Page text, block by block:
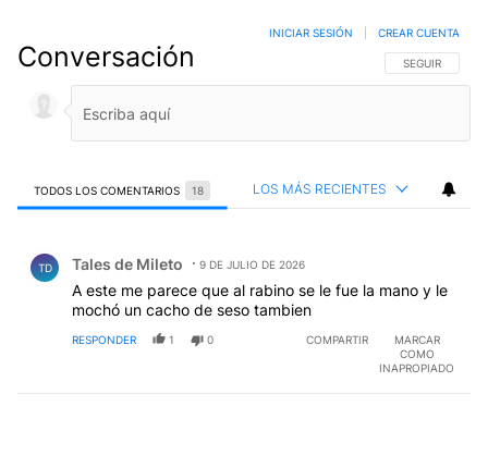
Conversación SIGA ESTA
SEGUIR
INICIAR SESIÓN CREAR CUENTA
TODOS LOS COMENTARIOS 18 LOS MÁS RECIENTES
TD Tales de Mileto 9 DE JULIO DE 2026
A este me parece que al rabino se le fue la mano y le
mochó un cacho de seso tambien
RESPONDER 1 0 COMPARTIR
MARCAR
COMO
INAPROPIADO